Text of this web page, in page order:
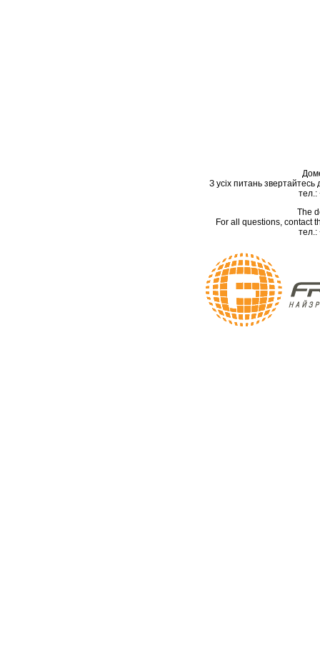
З усіх питань звертайтесь
тел.:
The
For all questions, contact
тел.: